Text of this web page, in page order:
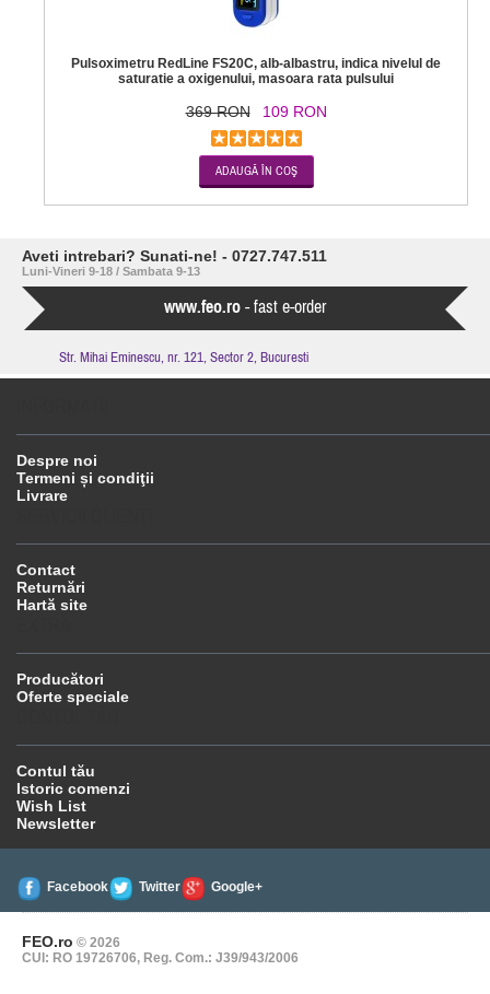
Pulsoximetru RedLine FS20C, alb-albastru, indica nivelul de
saturatie a oxigenului, masoara rata pulsului
369 RON 109 RON
Aveti intrebari? Sunati-ne! - 0727.747.511
Luni-Vineri 9-18 / Sambata 9-13
www.feo.ro - fast e-order
Str. Mihai Eminescu, nr. 121, Sector 2, Bucuresti
Despre noi
Termeni și condiţii
Livrare
Contact
Returnări
Hartă site
Producători
Oferte speciale
Contul tău
Istoric comenzi
Wish List
Newsletter
Facebook Twitter Google+
FEO.ro © 2026
CUI: RO 19726706, Reg. Com.: J39/943/2006